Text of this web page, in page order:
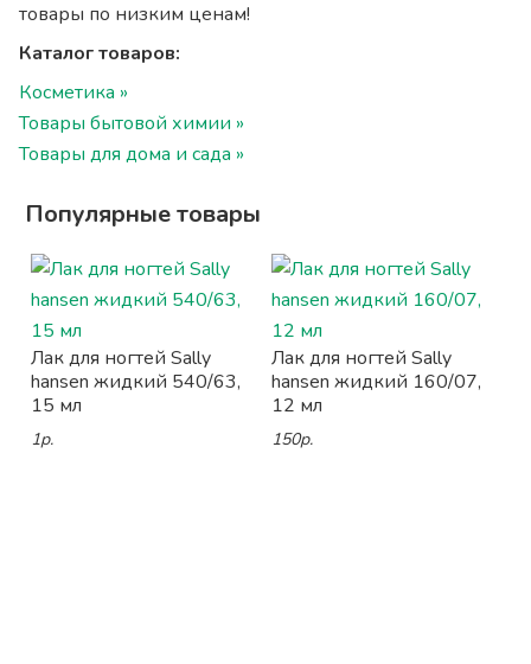
товары по низким ценам!
Каталог товаров:
Косметика »
Товары бытовой химии »
Товары для дома и сада »
Популярные товары
Лак для ногтей Sally
hansen жидкий 540/63,
15 мл
1р.
Лак для ногтей Sally
hansen жидкий 160/07,
12 мл
150р.